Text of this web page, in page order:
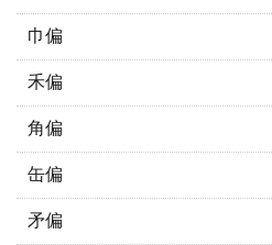
巾偏
禾偏
角偏
缶偏
矛偏